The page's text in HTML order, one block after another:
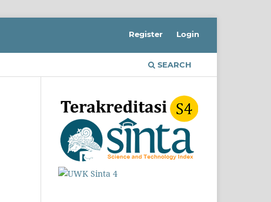
SEARCH
Register Login